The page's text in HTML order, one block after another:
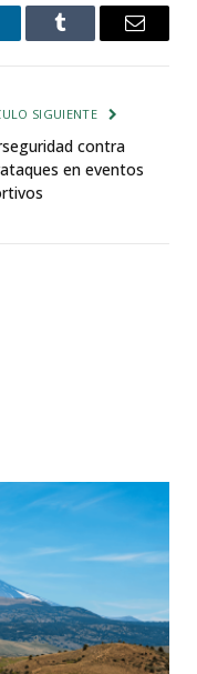
Tumblr Email
SIGUIENTE
contra
en eventos